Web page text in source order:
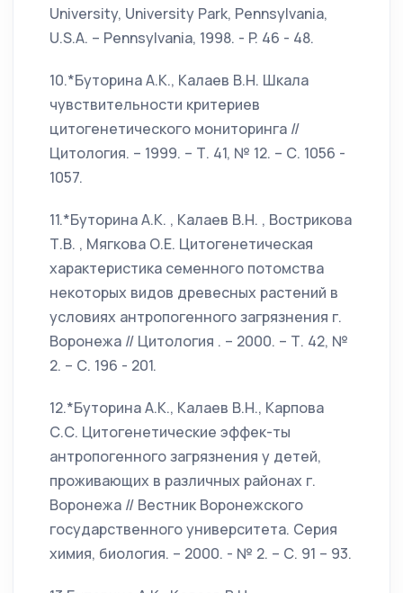
University, University Park, Pennsylvania,
U.S.A. – Pennsylvania, 1998. - P. 46 - 48.
10.*Буторина А.К., Калаев В.Н. Шкала
чувствительности критериев
цитогенетического мониторинга //
Цитология. – 1999. – Т. 41, № 12. – С. 1056 -
1057.
11.*Буторина А.К. , Калаев В.Н. , Вострикова
Т.В. , Мягкова О.Е. Цитогенетическая
характеристика семенного потомства
некоторых видов древесных растений в
условиях антропогенного загрязнения г.
Воронежа // Цитология . – 2000. – Т. 42, №
2. – С. 196 - 201.
12.*Буторина А.К., Калаев В.Н., Карпова
С.С. Цитогенетические эффек-ты
антропогенного загрязнения у детей,
проживающих в различных районах г.
Воронежа // Вестник Воронежского
государственного университета. Серия
химия, биология. – 2000. - № 2. – С. 91 – 93.